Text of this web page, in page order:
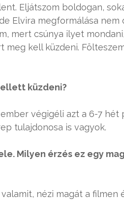
Eljátszom boldogan,
Elvira megformálása nem
mert csúnya ilyet
meg kell küzdeni.
küzdeni?
végigéli azt a 6-7 hét
tulajdonosa is vagyok.
Milyen érzés ez egy
nézi magát a filmen